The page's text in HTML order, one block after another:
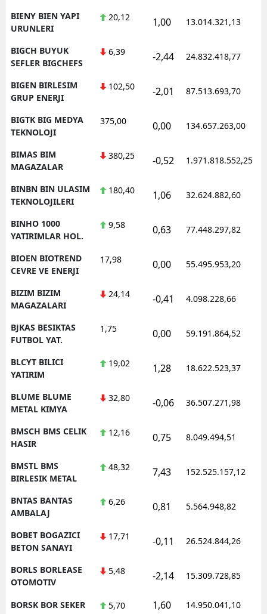
BIENY BIEN YAPI
URUNLERI
20,12 1,00 13.014.321,13
BIGCH BUYUK
SEFLER BIGCHEFS
6,39 -2,44 24.832.418,77
BIGEN BIRLESIM
GRUP ENERJI
102,50 -2,01 87.513.693,70
BIGTK BIG MEDYA
TEKNOLOJI
375,00 0,00 134.657.263,00
BIMAS BIM
MAGAZALAR
380,25 -0,52 1.971.818.552,25
BINBN BIN ULASIM
TEKNOLOJILERI
180,40 1,06 32.624.882,60
BINHO 1000
YATIRIMLAR HOL.
9,58 0,63 77.448.297,82
BIOEN BIOTREND
CEVRE VE ENERJI
17,98 0,00 55.495.953,20
BIZIM BIZIM
MAGAZALARI
24,14 -0,41 4.098.228,66
BJKAS BESIKTAS
FUTBOL YAT.
1,75 0,00 59.191.864,52
BLCYT BILICI
YATIRIM
19,02 1,28 18.622.523,37
BLUME BLUME
METAL KIMYA
32,80 -0,06 36.507.271,98
BMSCH BMS CELIK
HASIR
12,16 0,75 8.049.494,51
BMSTL BMS
BIRLESIK METAL
48,32 7,43 152.525.157,12
BNTAS BANTAS
AMBALAJ
6,26 0,81 5.564.948,82
BOBET BOGAZICI
BETON SANAYI
17,71 -0,11 26.524.844,26
BORLS BORLEASE
OTOMOTIV
5,48 -2,14 15.309.728,85
BORSK BOR SEKER 5,70 1,60 14.950.041,10